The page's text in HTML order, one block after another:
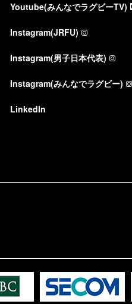
Youtube(みんなでラグビーTV)
Instagram(JRFU)
Instagram(男子日本代表)
Instagram(みんなでラグビー)
LinkedIn